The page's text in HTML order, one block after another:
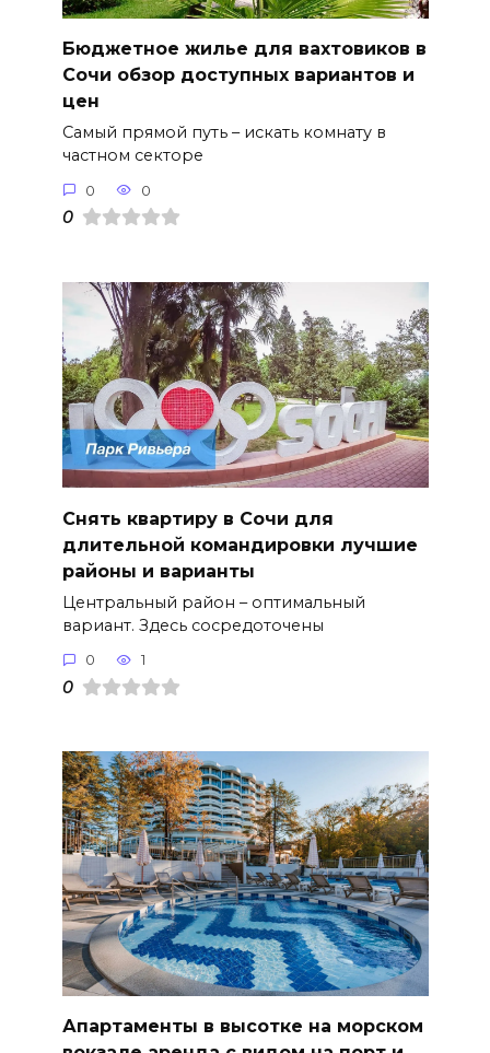
Бюджетное жилье для вахтовиков в
Сочи обзор доступных вариантов и
цен
Самый прямой путь – искать комнату в
частном секторе
0 0
0
Снять квартиру в Сочи для
длительной командировки лучшие
районы и варианты
Центральный район – оптимальный
вариант. Здесь сосредоточены
0 1
0
Апартаменты в высотке на морском